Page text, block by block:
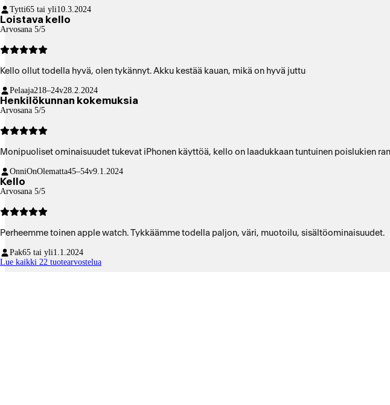
Tytti65 tai yli10.3.2024
Loistava kello
Arvosana 5/5
Kello ollut todella hyvä, olen tykännyt. Akku kestää kauan, mikä on hyvä juttu
Pelaaja218–24v28.2.2024
Henkilökunnan kokemuksia
Arvosana 5/5
Monipuoliset ominaisuudet tukevat iPhonen käyttöä, kello on laadukkaan tuntuinen poislukien
OnniOnOlematta45–54v9.1.2024
Kello
Arvosana 5/5
Perheemme toinen apple watch. Tykkäämme todella paljon, väri, muotoilu, sisältöominaisuudet.
Pak65 tai yli1.1.2024
Lue kaikki 22 tuotearvostelua